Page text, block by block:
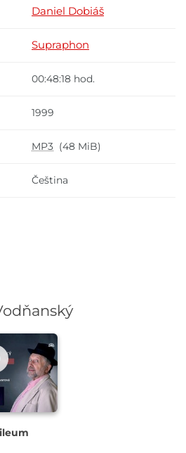
Daniel Dobiáš
Supraphon
00:48:18 hod.
1999
MP3 (48 MiB)
Čeština